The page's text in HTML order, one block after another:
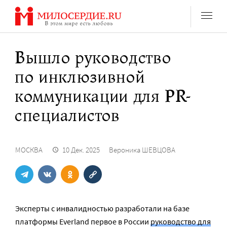
Перейти
содержанию
Вышло руководство
по инклюзивной
коммуникации для PR-
специалистов
МОСКВА 10 Дек. 2025 Вероника ШЕВЦОВА
Эксперты с инвалидностью разработали на базе
платформы Everland первое в России руководство для